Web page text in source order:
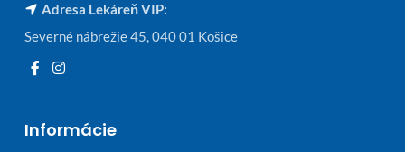
Adresa Lekáreň VIP:
Severné nábrežie 45, 040 01 Košice
Informácie